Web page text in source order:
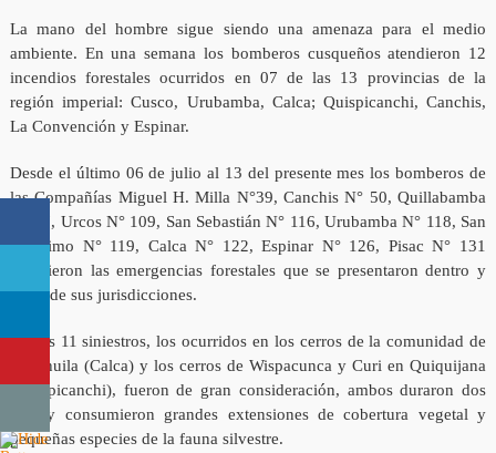
La mano del hombre sigue siendo una amenaza para el medio
ambiente. En una semana los bomberos cusqueños atendieron 12
incendios forestales ocurridos en 07 de las 13 provincias de la
región imperial: Cusco, Urubamba, Calca; Quispicanchi, Canchis,
La Convención y Espinar.
Desde el último 06 de julio al 13 del presente mes los bomberos de
las Compañías Miguel H. Milla N°39, Canchis N° 50, Quillabamba
N° 57, Urcos N° 109, San Sebastián N° 116, Urubamba N° 118, San
Jerónimo N° 119, Calca N° 122, Espinar N° 126, Pisac N° 131
atendieron las emergencias forestales que se presentaron dentro y
fuera de sus jurisdicciones.
De los 11 siniestros, los ocurridos en los cerros de la comunidad de
Yanahuila (Calca) y los cerros de Wispacunca y Curi en Quiquijana
(Quispicanchi), fueron de gran consideración, ambos duraron dos
días y consumieron grandes extensiones de cobertura vegetal y
pequeñas especies de la fauna silvestre.